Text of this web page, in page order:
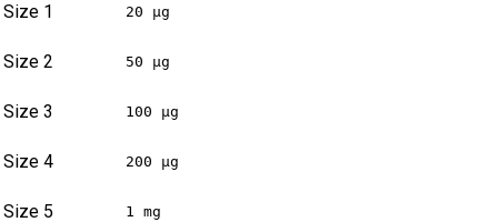
Size 1 20 µg
Size 2 50 µg
Size 3 100 µg
Size 4 200 µg
Size 5 1 mg